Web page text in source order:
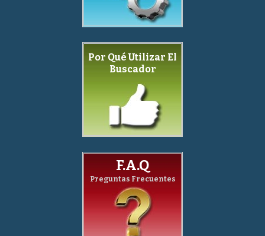
Por Qué Utilizar El
Buscador
F.A.Q
Preguntas Frecuentes